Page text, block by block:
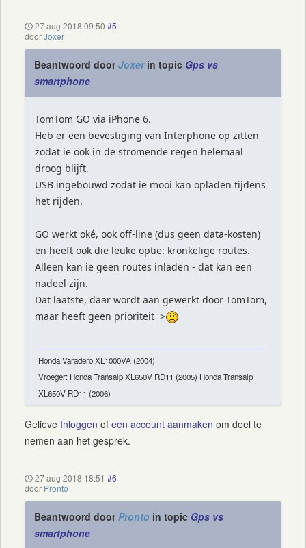
27 aug 2018 09:50 #5
doorJoxer
Beantwoord doorJoxerin topic Gps vs
smartphone
TomTom GO via iPhone 6.
Heb er een bevestiging van Interphone op zitten
zodat ie ook in de stromende regen helemaal
droog blijft.
USB ingebouwd zodat ie mooi kan opladen tijdens
het rijden.
GO werkt oké, ook off-line (dus geen data-kosten)
en heeft ook die leuke optie: kronkelige routes.
Alleen kan ie geen routes inladen - dat kan een
nadeel zijn.
Dat laatste, daar wordt aan gewerkt door TomTom,
maar heeft geen prioriteit >
Honda Varadero XL1000VA (2004)
Vroeger: Honda Transalp XL650V RD11 (2005) Honda Transalp
XL650V RD11 (2006)
Gelieve Inloggen of een account aanmaken om deel te
nemen aan het gesprek.
27 aug 2018 18:51 #6
door Pronto
Beantwoord doorPronto in topic Gps vs
smartphone